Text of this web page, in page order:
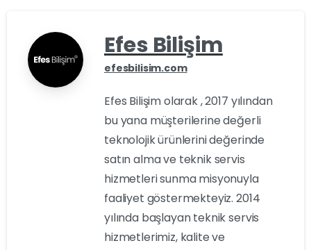
Efes Bilişim
efesbilisim.com
Efes Bilişim olarak , 2017 yılından
bu yana müşterilerine değerli
teknolojik ürünlerini değerinde
satın alma ve teknik servis
hizmetleri sunma misyonuyla
faaliyet göstermekteyiz. 2014
yılında başlayan teknik servis
hizmetlerimiz, kalite ve